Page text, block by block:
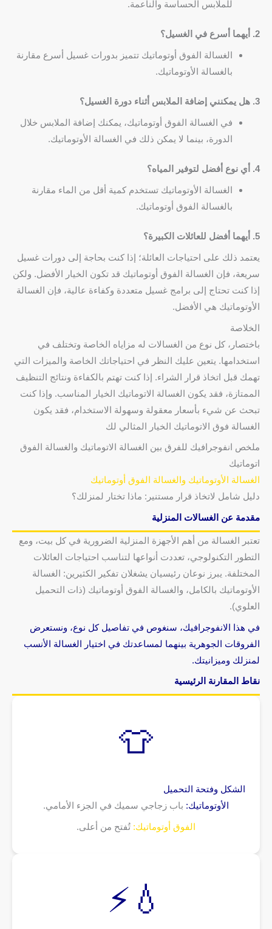
للملابس الحساسة والناعمة.
2. أيهما أسرع في الغسيل؟
الغسالة الفوق أوتوماتيك تتميز بدورات غسيل أسرع مقارنة
بالغسالة الأوتوماتيك.
3. هل يمكنني إضافة الملابس أثناء دورة الغسيل؟
في الغسالة الفوق أوتوماتيك، يمكنك إضافة الملابس خلال
الدورة، بينما لا يمكن ذلك في الغسالة الأوتوماتيك.
4. أي نوع أفضل لتوفير المياه؟
الغسالة الأوتوماتيك تستخدم كمية أقل من الماء مقارنة
بالغسالة الفوق أوتوماتيك.
5. أيهما أفضل للعائلات الكبيرة؟
يعتمد ذلك على احتياجات العائلة؛ إذا كنت بحاجة إلى دورات غسيل
سريعة، فإن الغسالة الفوق أوتوماتيك قد تكون الخيار الأفضل. ولكن
إذا كنت تحتاج إلى برامج غسيل متعددة وكفاءة عالية، فإن الغسالة
الأوتوماتيك هي الأفضل.
الخلاصة
باختصار، كل نوع من الغسالات له مزاياه الخاصة وتختلف في
استخدامها. يتعين عليك النظر في احتياجاتك الخاصة والميزات التي
تهمك قبل اتخاذ قرار الشراء. إذا كنت تهتم بالكفاءة ونتائج التنظيف
الممتازة، فقد يكون الغسالة الاتوماتيك الخيار المناسب. وإذا كنت
تبحث عن شيء بأسعار معقولة وسهولة الاستخدام، فقد يكون
الغسالة فوق الاتوماتيك الخيار المثالي لك
ملخص انفوجرافيك للفرق بين الغسالة الاتوماتيك والغسالة الفوق
اتوماتيك
الغسالة الأوتوماتيك والغسالة الفوق أوتوماتيك
دليل شامل لاتخاذ قرار مستنير: ماذا تختار لمنزلك؟
مقدمة عن الغسالات المنزلية
تعتبر الغسالة من أهم الأجهزة المنزلية الضرورية في كل بيت، ومع
التطور التكنولوجي، تعددت أنواعها لتناسب احتياجات العائلات
المختلفة. يبرز نوعان رئيسيان يشغلان تفكير الكثيرين: الغسالة
الأوتوماتيك بالكامل، والغسالة الفوق أوتوماتيك (ذات التحميل
العلوي).
في هذا الانفوجرافيك، سنغوص في تفاصيل كل نوع، ونستعرض
الفروقات الجوهرية بينهما لمساعدتك في اختيار الغسالة الأنسب
لمنزلك وميزانيتك.
نقاط المقارنة الرئيسية
👕
الشكل وفتحة التحميل
الأوتوماتيك: باب زجاجي سميك في الجزء الأمامي.
الفوق أوتوماتيك: تُفتح من أعلى.
💧⚡